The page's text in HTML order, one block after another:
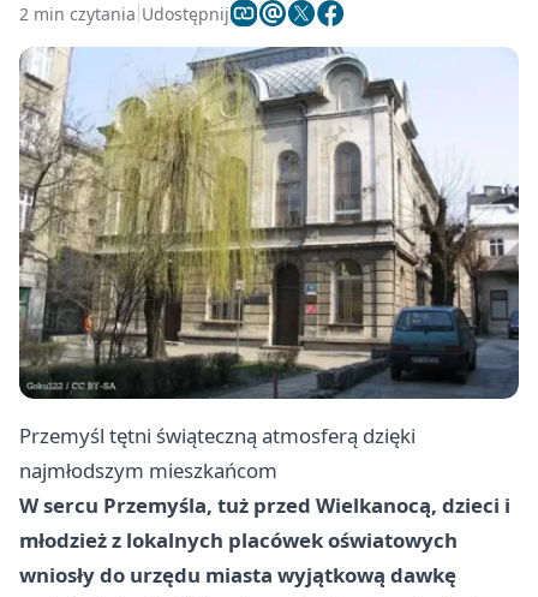
2 min czytania Udostępnij
Przemyśl tętni świąteczną atmosferą dzięki
najmłodszym mieszkańcom
W sercu Przemyśla, tuż przed Wielkanocą, dzieci i
młodzież z lokalnych placówek oświatowych
wniosły do urzędu miasta wyjątkową dawkę